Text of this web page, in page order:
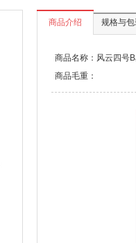
商品介绍 规格与包
商品名称：风云四号
商品毛重：